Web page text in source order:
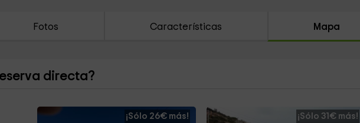
Fotos Características Mapa
directa?
¡Sólo 26€ más! ¡Sólo 31€ más!